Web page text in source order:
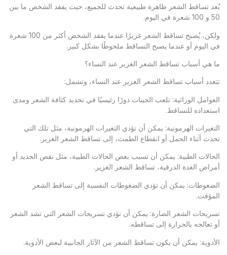
يُعد تساقط الشعر ظاهرة طبيعية تحدث للجميع، حيث يفقد الشخص ما بين
50 و 100 شعرة في اليوم.
ولكن، يُصبح تساقط الشعر غزيرًا عندما يفقد الشخص أكثر من 100 شعرة
في اليوم أو عندما يصبح التساقط ملحوظًا بشكل كبير.
ما هي أسباب تساقط الشعر الغزير عند النساء؟
تتعدد أسباب تساقط الشعر الغزير عند النساء، وتشمل:
العوامل الوراثية: تلعب الجينات دورًا رئيسيًا في تحديد كثافة الشعر ومدى
استعداده للتساقط.
التغيرات الهرمونية: يمكن أن تؤدي التغيرات الهرمونية، مثل تلك التي
تحدث أثناء الحمل أو انقطاع الطمث، إلى تساقط الشعر الغزير.
الحالات الطبية: يمكن أن تسبب بعض الحالات الطبية، مثل نقص الحديد أو
أمراض الغدة الدرقية، تساقط الشعر الغزير.
الضغوطات: يمكن أن تؤدي الضغوطات النفسية إلى تساقط الشعر
المؤقت.
تسريحات الشعر الضارة: يمكن أن تؤدي تسريحات الشعر التي تشد الشعر
أو تعالجه بالحرارة إلى تساقطه.
الأدوية: يمكن أن يكون تساقط الشعر من الآثار الجانبية لبعض الأدوية.